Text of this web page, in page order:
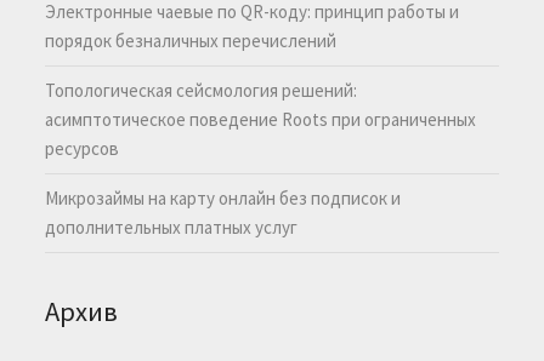
Электронные чаевые по QR-коду: принцип работы и
порядок безналичных перечислений
Топологическая сейсмология решений:
асимптотическое поведение Roots при ограниченных
ресурсов
Микрозаймы на карту онлайн без подписок и
дополнительных платных услуг
Архив